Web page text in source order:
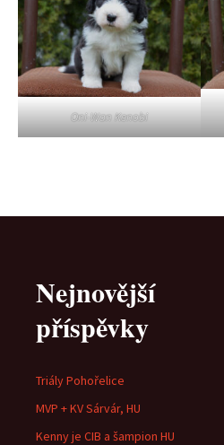
Oni-Wan Kenobi
Nejnovější
příspěvky
Triály Pohořelice
MVP + KV Sárvár, HU
Kenny je CIB a šampion HU